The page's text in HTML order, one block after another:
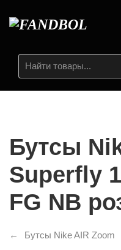
Бутсы
Superfly
FG NB
Бутсы Nike AIR Zoom